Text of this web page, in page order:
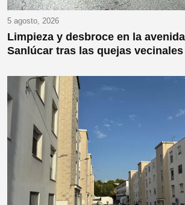
5 agosto, 2026
Limpieza y desbroce en la
Sanlúcar tras las quejas vecinales